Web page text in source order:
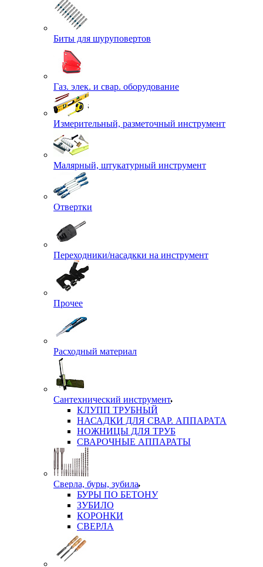
Биты для шуруповертов
Газ. элек. и свар. оборудование
Измерительный, разметочный инструмент
Малярный, штукатурный инструмент
Отвертки
Переходники/насадкки на инструмент
Прочее
Расходный материал
Сантехнический инструмент
КЛУПП ТРУБНЫЙ
НАСАДКИ ДЛЯ СВАР. АППАРАТА
НОЖНИЦЫ ДЛЯ ТРУБ
СВАРОЧНЫЕ АППАРАТЫ
Сверла, буры, зубила
БУРЫ ПО БЕТОНУ
ЗУБИЛО
КОРОНКИ
СВЕРЛА